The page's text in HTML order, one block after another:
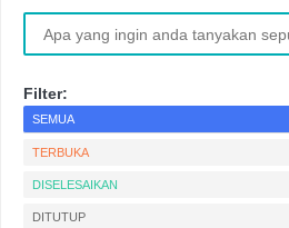
Filter:
SEMUA
TERBUKA
DISELESAIKAN
DITUTUP